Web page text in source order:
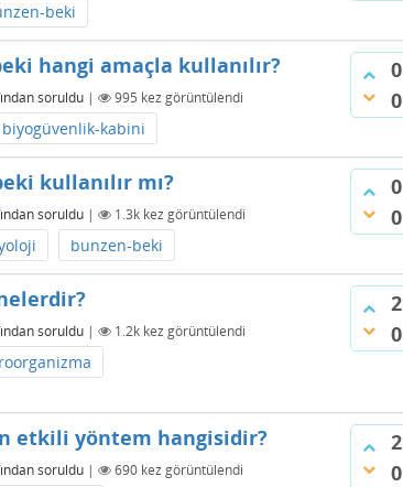
beki
0
0
hangi amaçla kullanılır?
soruldu | 995 kez görüntülendi
biyogüvenlik-kabini
0
0
kullanılır mı?
soruldu | 1.3k kez görüntülendi
bunzen-beki
2
0
soruldu | 1.2k kez görüntülendi
2
0
etkili yöntem hangisidir?
soruldu | 690 kez görüntülendi